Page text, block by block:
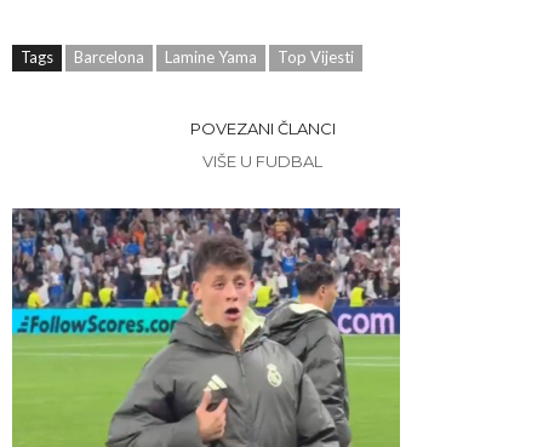
Tags Barcelona Lamine Yama Top Vijesti
POVEZANI ČLANCI
VIŠE U FUDBAL